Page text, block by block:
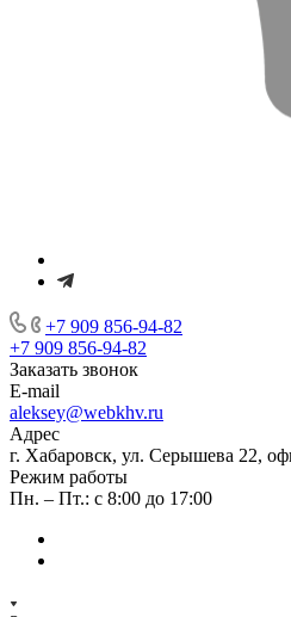
+7 909 856-94-82
+7 909 856-94-82
Заказать звонок
E-mail
aleksey@webkhv.ru
Адрес
г. Хабаровск, ул. Серышева 22,
Режим работы
Пн. – Пт.: с 8:00 до 17:00